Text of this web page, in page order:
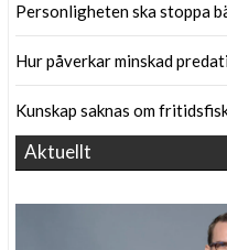
Personligheten ska stoppa
Hur påverkar minskad
Kunskap saknas om
Aktuellt